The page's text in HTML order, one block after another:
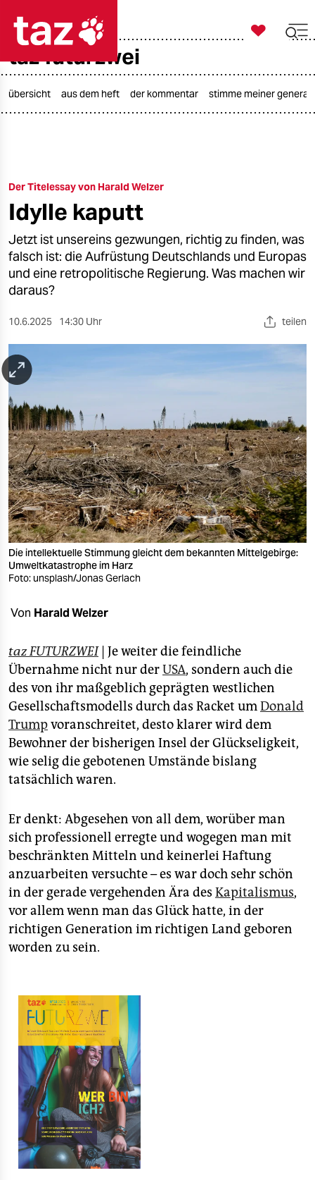
taz zahl ich
öko
gesellschaft
kultur
sport
berlin
nord
wahrheit
verlag
verlag
veranstaltungen
shop
fragen & hilfe
unterstützen
abo
genossenschaft

taz zahl ich
taz futurzwei
übersicht aus dem heft der kommentar stimme meiner
Der Titelessay von Harald Welzer
Idylle kaputt
Jetzt ist unsereins gezwungen, richtig zu finden, was
falsch ist: die Aufrüstung Deutschlands und Europas
und eine retropolitische Regierung. Was machen wir
daraus?
10.6.2025 14:30 Uhr teilen
Die intellektuelle Stimmung gleicht dem bekannten Mittelgebirge:
Umweltkatastrophe im Harz
Foto: unsplash/Jonas Gerlach
Von Harald Welzer
taz FUTURZWEI| Je weiter die feindliche
Übernahme nicht nur derUSA, sondern auch die
des von ihr maßgeblich geprägten westlichen
Gesellschaftsmodells durch das Racket umDonald
Trumpvoranschreitet, desto klarer wird dem
Bewohner der bisherigen Insel der Glückseligkeit,
wie selig die gebotenen Umstände bislang
tatsächlich waren.
Er denkt: Abgesehen von all dem, worüber man
sich professionell erregte und wogegen man mit
beschränkten Mitteln und keinerlei Haftung
anzuarbeiten versuchte – es war doch sehr schön
in der gerade vergehenden Ära des Kapitalismus,
vor allem wenn man das Glück hatte, in der
richtigen Generation im richtigen Land geboren
worden zu sein.